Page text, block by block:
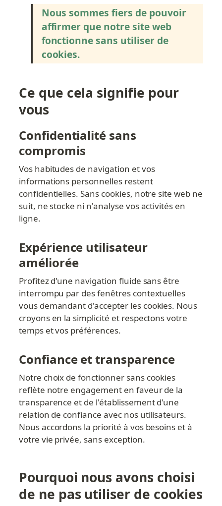
Nous sommes fiers de pouvoir
affirmer que notre site web
fonctionne sans utiliser de
cookies.
Ce que cela signifie pour
vous
Confidentialité sans
compromis
Vos habitudes de navigation et vos
informations personnelles restent
confidentielles. Sans cookies, notre site web ne
suit, ne stocke ni n'analyse vos activités en
ligne.
Expérience utilisateur
améliorée
Profitez d'une navigation fluide sans être
interrompu par des fenêtres contextuelles
vous demandant d'accepter les cookies. Nous
croyons en la simplicité et respectons votre
temps et vos préférences.
Confiance et transparence
Notre choix de fonctionner sans cookies
reflète notre engagement en faveur de la
transparence et de l'établissement d'une
relation de confiance avec nos utilisateurs.
Nous accordons la priorité à vos besoins et à
votre vie privée, sans exception.
Pourquoi nous avons choisi
de ne pas utiliser de cookies